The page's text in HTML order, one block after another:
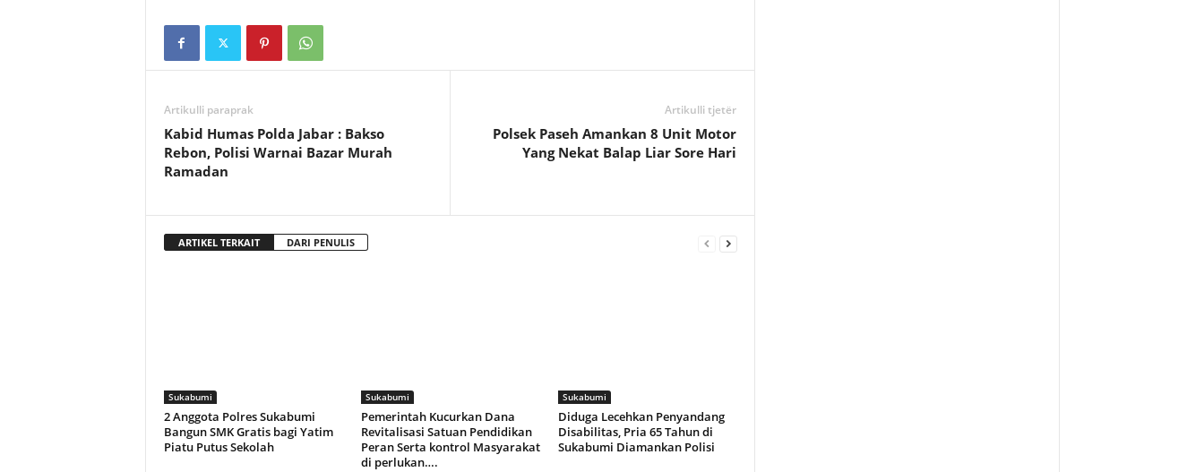
Artikulli paraprak
Kabid Humas Polda Jabar : Bakso
Rebon, Polisi Warnai Bazar Murah
Ramadan
Artikulli tjetër
Polsek Paseh Amankan 8 Unit Motor
Yang Nekat Balap Liar Sore Hari
ARTIKEL TERKAIT DARI PENULIS
Sukabumi
2 Anggota Polres Sukabumi
Bangun SMK Gratis bagi Yatim
Piatu Putus Sekolah
Sukabumi
Pemerintah Kucurkan Dana
Revitalisasi Satuan Pendidikan
Peran Serta kontrol Masyarakat
di perlukan….
Sukabumi
Diduga Lecehkan Penyandang
Disabilitas, Pria 65 Tahun di
Sukabumi Diamankan Polisi